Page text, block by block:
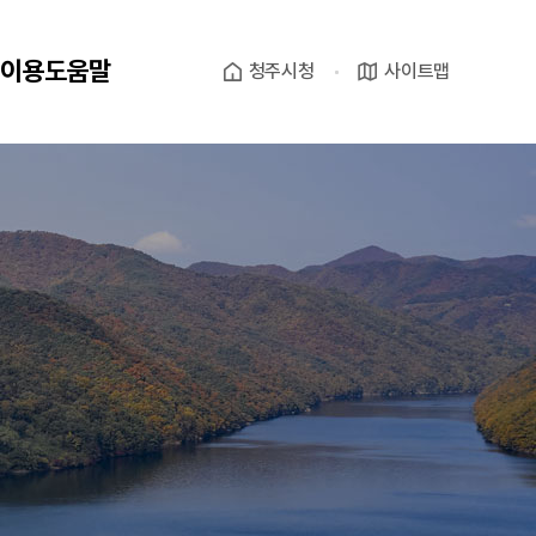
이용도움말 청주시청 사이트맵